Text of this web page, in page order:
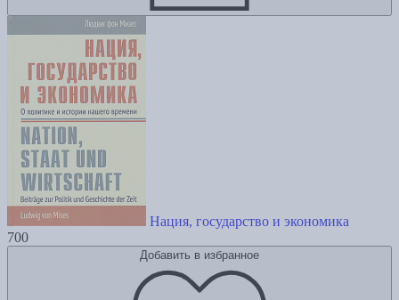
Нация, государство и экономика
700
Добавить в избранное